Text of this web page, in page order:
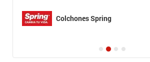
Colchones Spring